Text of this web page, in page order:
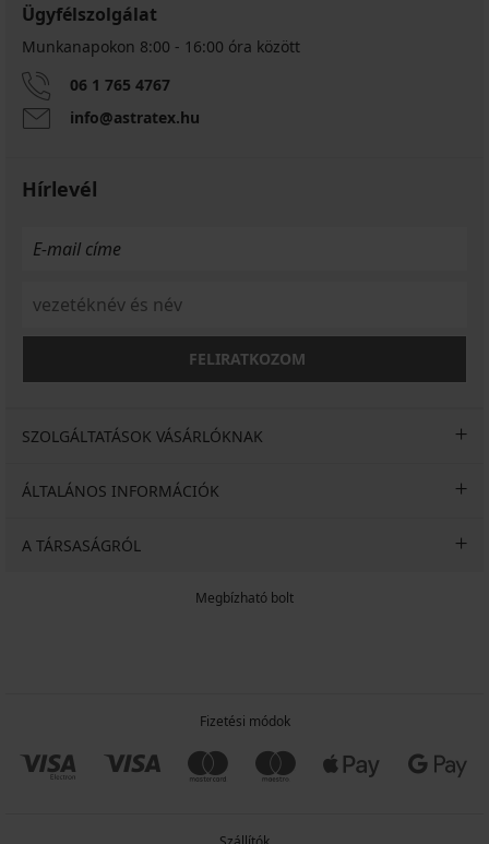
Ügyfélszolgálat
Munkanapokon 8:00 - 16:00 óra között
06 1 765 4767
info@astratex.hu
Hírlevél
FELIRATKOZOM
SZOLGÁLTATÁSOK VÁSÁRLÓKNAK
ÁLTALÁNOS INFORMÁCIÓK
A TÁRSASÁGRÓL
Megbízható bolt
Fizetési módok